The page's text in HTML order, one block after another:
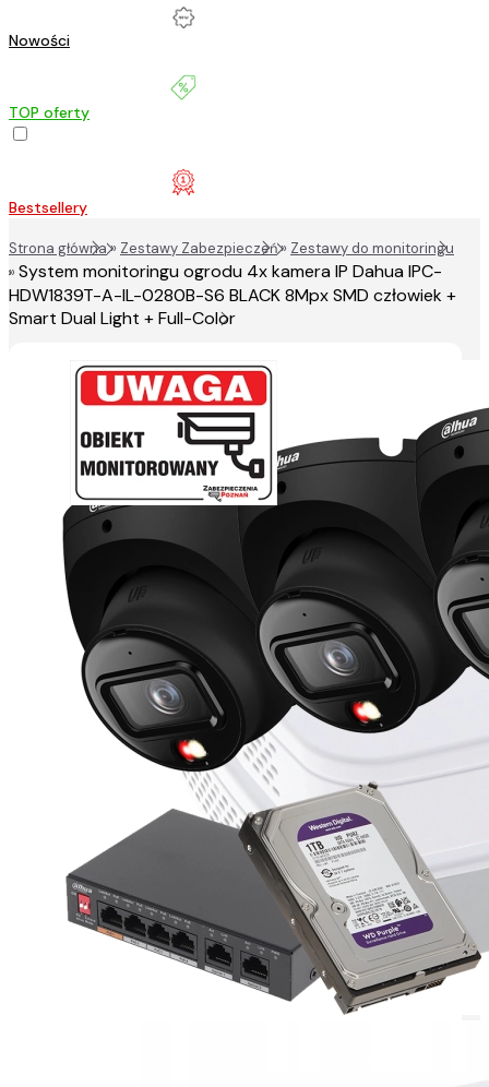
Nowości
TOP oferty
Bestsellery
Strona główna» Zestawy Zabezpieczeń» Zestawy do monitoringu
»System monitoringu ogrodu 4x kamera IP Dahua IPC-
HDW1839T-A-IL-0280B-S6 BLACK 8Mpx SMD człowiek +
Smart Dual Light + Full-Color